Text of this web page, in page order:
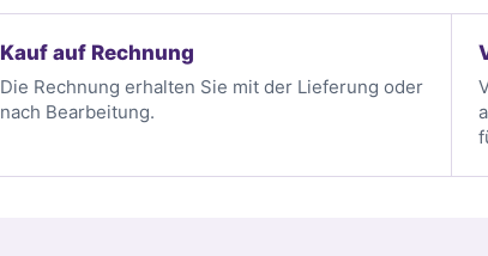
Kauf auf Rechnung
Die Rechnung erhalten Sie mit der Lieferung oder
nach Bearbeitung.